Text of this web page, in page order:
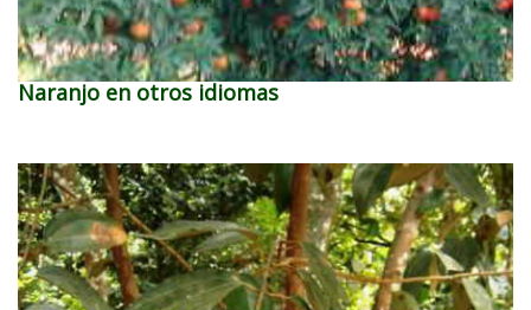
Naranjo en otros idiomas